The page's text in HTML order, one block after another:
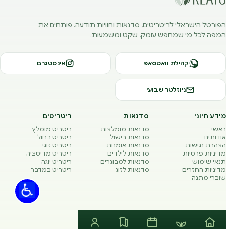
הפורטל הישראלי לריטריטים, סדנאות וחוויות תודעה. פותחים את
המפה לכל מי שמחפש עומק, שקט ומשמעות.
קהילת וואטסאפ אינסטגרם
ניוזלטר שבועי
מידע חיוני
ראשי
אודותינו
הצהרת נגישות
מדיניות פרטיות
תנאי שימוש
מדיניות החזרים
שוברי מתנה
סדנאות
סדנאות מומלצות
סדנאות בישול
סדנאות אומנות
סדנאות לילדים
סדנאות למבוגרים
סדנאות לזוג
ריטריטים
ריטריט מומלץ
ריטריט בחול
ריטריט זוגי
ריטריט מדיטציה
ריטריט יוגה
ריטריט במדבר